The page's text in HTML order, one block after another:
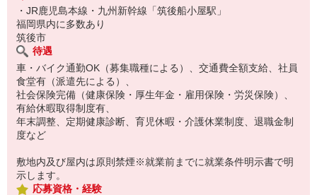
・JR鹿児島本線・九州新幹線「筑後船小屋駅」
福岡県内に多数あり
筑後市
待遇
車・バイク通勤OK（募集職種による）、交通費全額支給、社員
食堂有（派遣先による）、
社会保険完備（健康保険・厚生年金・雇用保険・労災保険）、
有給休暇取得制度有、
年末調整、定期健康診断、育児休暇・介護休業制度、退職金制
度など
敷地内及び屋内は原則禁煙※就業前までに就業条件明示書で明
示します。
応募資格・経験